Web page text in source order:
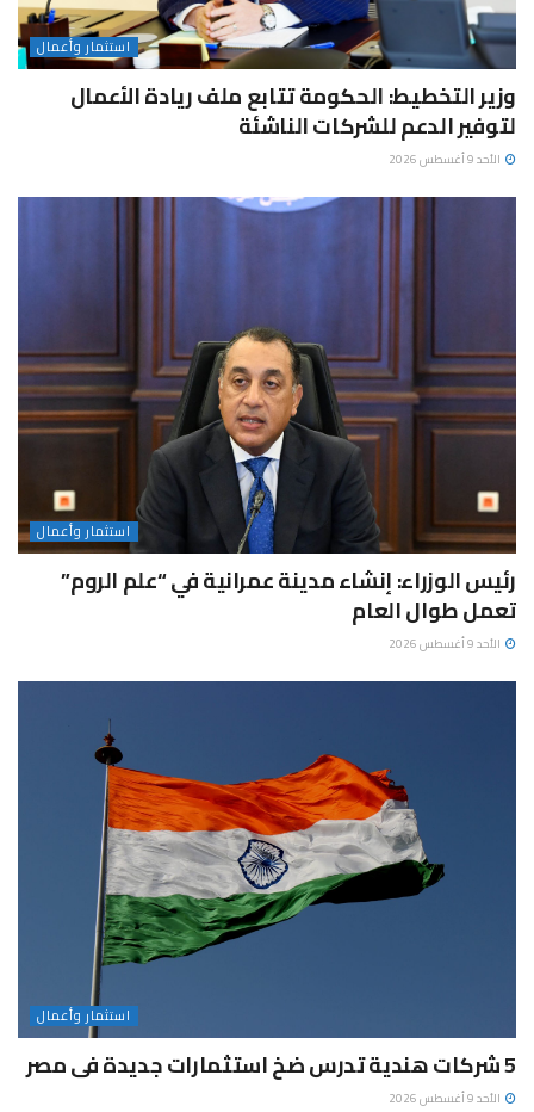
استثمار وأعمال
وزير التخطيط: الحكومة تتابع ملف ريادة الأعمال
لتوفير الدعم للشركات الناشئة
الأحد 9 أغسطس 2026
استثمار وأعمال
رئيس الوزراء: إنشاء مدينة عمرانية في “علم الروم”
تعمل طوال العام
الأحد 9 أغسطس 2026
استثمار وأعمال
5 شركات هندية تدرس ضخ استثمارات جديدة فى مصر
الأحد 9 أغسطس 2026